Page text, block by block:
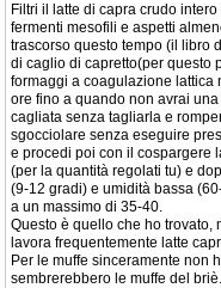
Filtri il latte di capra crudo
fermenti mesofili e aspetti
trascorso questo tempo (il libro
di caglio di capretto(per questo
formaggi a coagulazione lattica
ore fino a quando non avrai
cagliata senza tagliarla e
sgocciolare senza eseguire
e procedi poi con il cospargere
(per la quantità regolati tu) e
(9-12 gradi) e umidità bassa
a un massimo di 35-40.
Questo è quello che ho trovato,
lavora frequentemente latte
Per le muffe sinceramente non
sembrerebbero le muffe del briè.